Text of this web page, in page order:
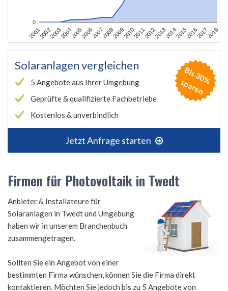
200120022003200420052006200720082009201020112012201320142015201620172018
0
Solaranlagen vergleichen
5 Angebote aus Ihrer Umgebung
Geprüfte & qualifizierte Fachbetriebe
Kostenlos & unverbindlich
Jetzt Anfrage starten
B
is
3
0
%
s
p
a
r
e
n
Firmen für Photovoltaik in Twedt
Anbieter & Installateure für
Solaranlagen in Twedt und Umgebung
haben wir in unserem Branchenbuch
zusammengetragen.
Sollten Sie ein Angebot von einer
bestimmten Firma wünschen, können Sie die Firma direkt
kontaktieren. Möchten Sie jedoch bis zu 5 Angebote von